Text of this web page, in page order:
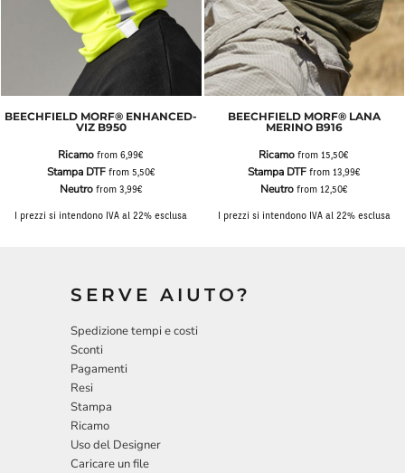
BEECHFIELD MORF® ENHANCED-
VIZ B950
Ricamo from6,99€
Stampa DTFfrom 5,50€
Neutrofrom 3,99€
I prezzi si intendono IVA al 22% esclusa
BEECHFIELD MORF® LANA
MERINO B916
Ricamo from15,50€
Stampa DTFfrom 13,99€
Neutrofrom 12,50€
I prezzi si intendono IVA al 22% esclusa
SERVE AIUTO?
Spedizione tempi e costi
Sconti
Pagamenti
Resi
Stampa
Ricamo
Uso del Designer
Caricare un file